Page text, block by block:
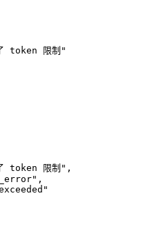
token 限制"
token 限制" ,
,